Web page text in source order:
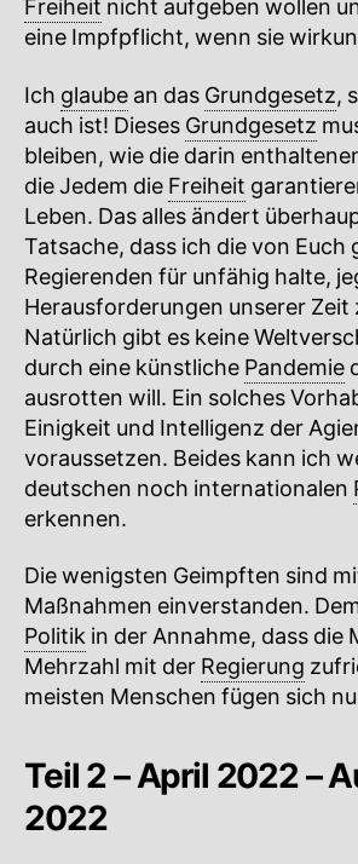
Freiheit nicht aufgeben wollen
eine Impfpflicht, wenn sie
Ich glaube an das Grundgesetz,
auch ist! Dieses Grundgesetz
bleiben, wie die darin
die Jedem die Freiheit
Leben. Das alles ändert
Tatsache, dass ich die von Euch
Regierenden für unfähig halte,
Herausforderungen unserer Zeit
Natürlich gibt es keine
durch eine künstliche Pandemie
ausrotten will. Ein solches
Einigkeit und Intelligenz der
voraussetzen. Beides kann ich
deutschen noch internationalen
erkennen.
Die wenigsten Geimpften sind
Maßnahmen einverstanden.
Politik in der Annahme, dass die
Mehrzahl mit der Regierung
meisten Menschen fügen sich
Teil 2 – April 2022 –
2022